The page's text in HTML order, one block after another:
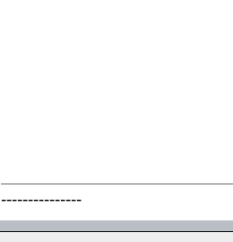
---------------